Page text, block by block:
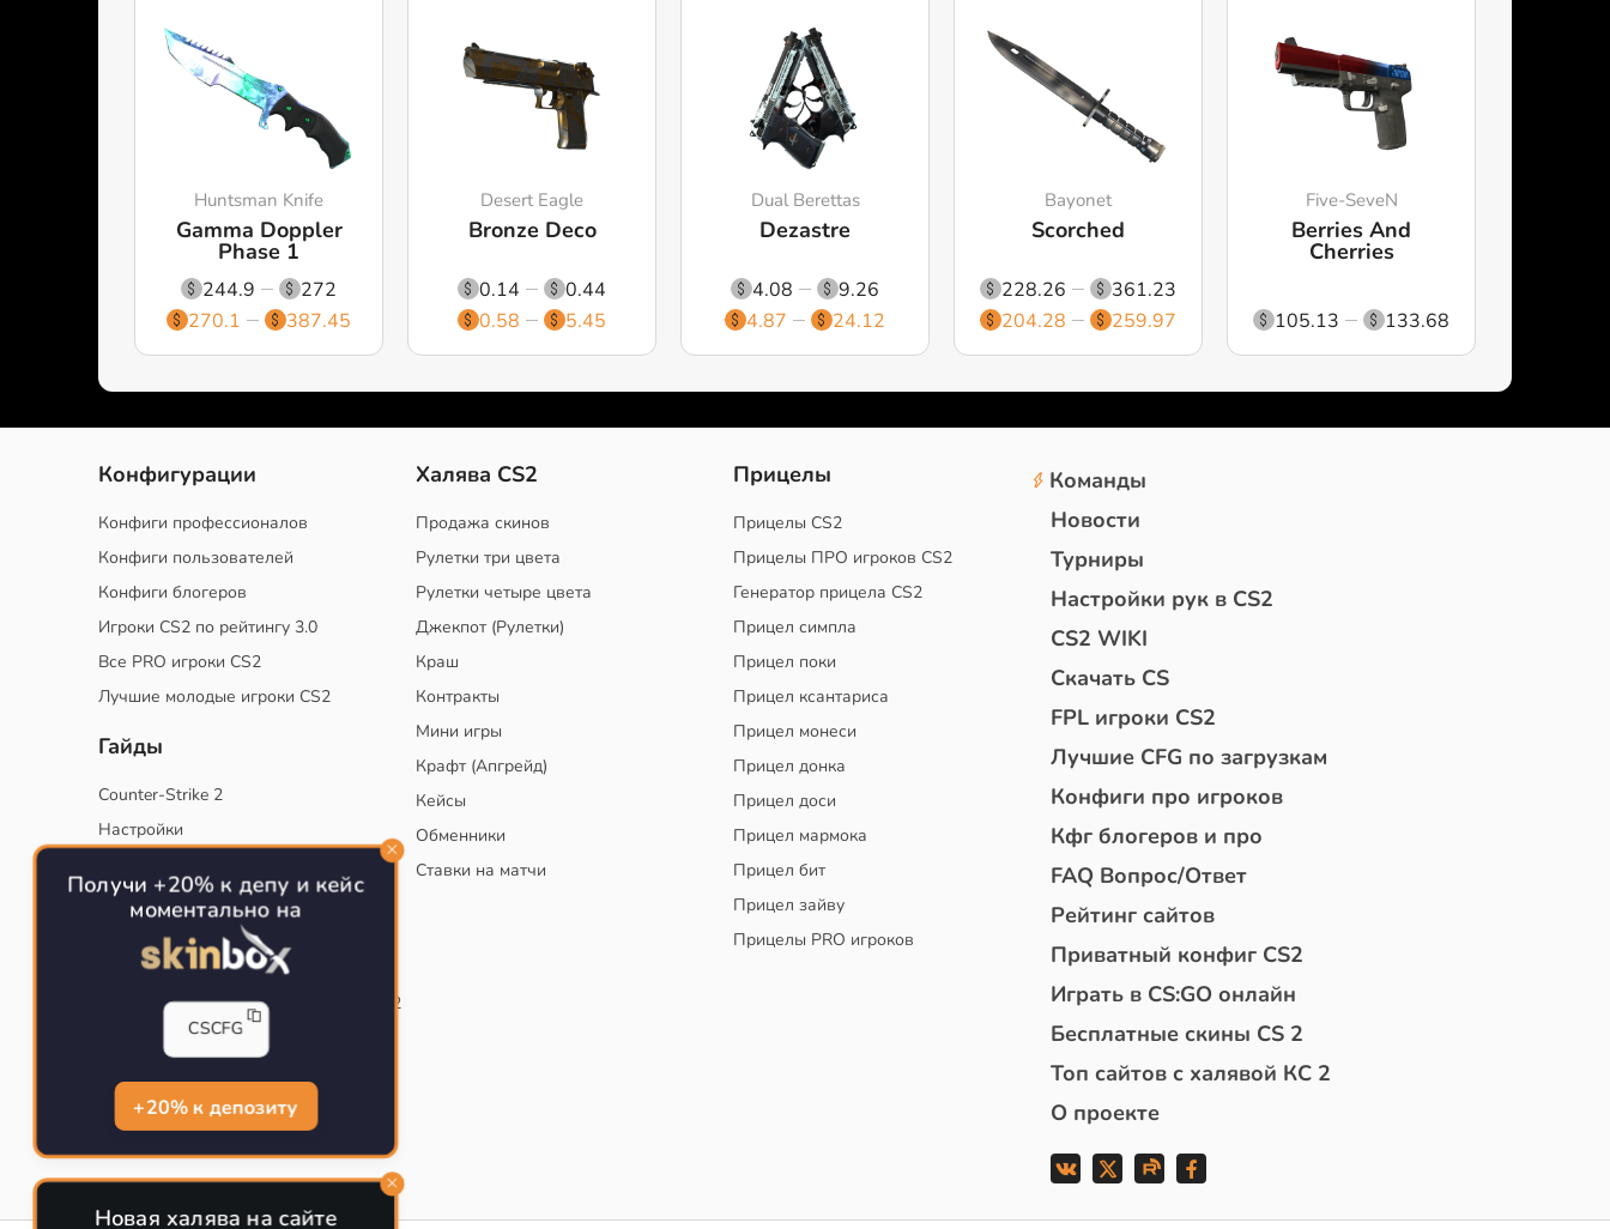
Huntsman Knife
Gamma Doppler
Phase 1
244.9
272
270.1
387.45
Desert Eagle
Bronze Deco
0.14
0.44
0.58
5.45
Dual Berettas
Dezastre
4.08
9.26
4.87
24.12
Bayonet
Scorched
228.26
361.23
204.28
259.97
Five-SeveN
Berries And
Cherries
105.13 133.68
Конфигурации
Конфиги профессионалов
Конфиги пользователей
Конфиги блогеров
Игроки CS2 по рейтингу 3.0
Все PRO игроки CS2
Лучшие молодые игроки CS2
Гайды
Counter-Strike 2
Настройки
Тактики
Конфиг для тренировок в CS
Как сохранить свой конфиг CS
Инста смоки на карте de_mirage в CS2
Рабочий бинд на Jumpthrow
Халява CS2
Продажа скинов
Рулетки три цвета
Рулетки четыре цвета
Джекпот (Рулетки)
Краш
Контракты
Мини игры
Крафт (Апгрейд)
Кейсы
Обменники
Ставки на матчи
Прицелы
Прицелы CS2
Прицелы ПРО игроков CS2
Генератор прицела CS2
Прицел симпла
Прицел поки
Прицел ксантариса
Прицел монеси
Прицел донка
Прицел доси
Прицел мармока
Прицел бит
Прицел зайву
Прицелы PRO игроков
Команды
Новости
Турниры
Настройки рук в CS2
CS2 WIKI
Скачать CS
FPL игроки CS2
Лучшие CFG по загрузкам
Конфиги про игроков
Кфг блогеров и про
FAQ Вопрос/Ответ
Рейтинг сайтов
Приватный конфиг CS2
Играть в CS:GO онлайн
Бесплатные скины CS 2
Топ сайтов с халявой КС 2
О проекте
Получи +20% к депу и кейс
моментально на
CSCFG
+20% к депозиту
Новая халява на сайте